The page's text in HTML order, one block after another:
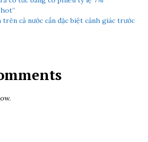
trên cả nước cần đặc biệt cảnh giác trước